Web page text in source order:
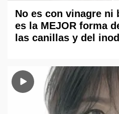
No es con vinagre ni
es la MEJOR forma
las canillas y del